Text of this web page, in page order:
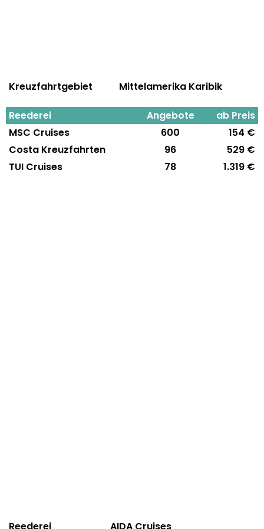
Kreuzfahrtgebiet Mittelamerika Karibik
Reederei Angebote
ab Preis
MSC Cruises
600
154 €
Costa Kreuzfahrten
96
529 €
TUI Cruises
78 1.319 €